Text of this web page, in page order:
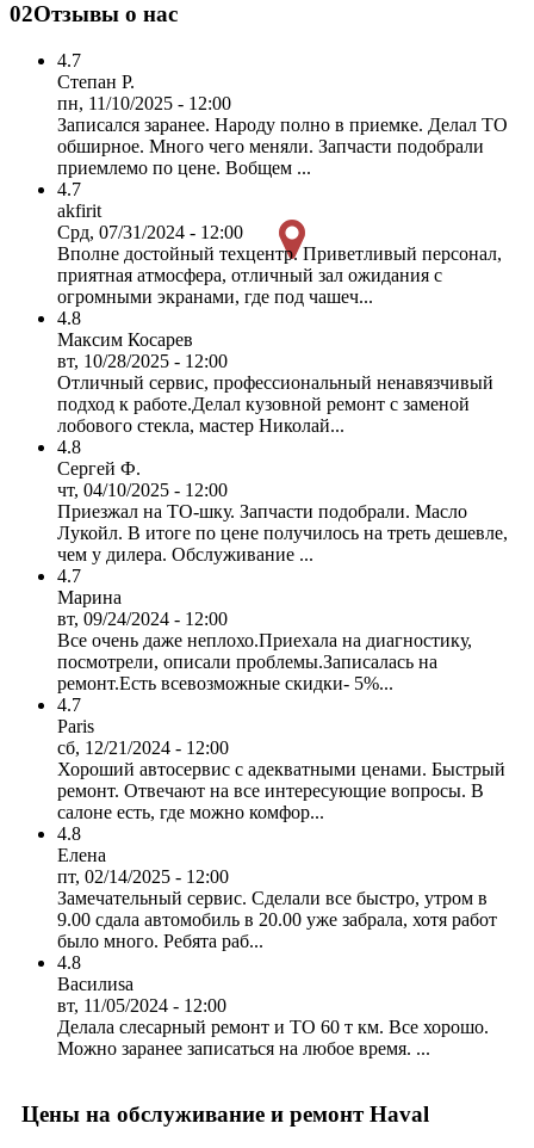
02Отзывы о нас
4.7
Степан Р.
пн, 11/10/2025 - 12:00
Записался заранее. Народу полно в приемке. Делал ТО
обширное. Много чего меняли. Запчасти подобрали
приемлемо по цене. Вобщем ...
4.7
akfirit
Срд, 07/31/2024 - 12:00
Вполне достойный техцентр. Приветливый персонал,
приятная атмосфера, отличный зал ожидания с
огромными экранами, где под чашеч...
4.8
Максим Косарев
вт, 10/28/2025 - 12:00
Отличный сервис, профессиональный ненавязчивый
подход к работе.Делал кузовной ремонт с заменой
лобового стекла, мастер Николай...
4.8
Сергей Ф.
чт, 04/10/2025 - 12:00
Приезжал на ТО-шку. Запчасти подобрали. Масло
Лукойл. В итоге по цене получилось на треть дешевле,
чем у дилера. Обслуживание ...
4.7
Марина
вт, 09/24/2024 - 12:00
Все очень даже неплохо.Приехала на диагностику,
посмотрели, описали проблемы.Записалась на
ремонт.Есть всевозможные скидки- 5%...
4.7
Paris
сб, 12/21/2024 - 12:00
Хороший автосервис с адекватными ценами. Быстрый
ремонт. Отвечают на все интересующие вопросы. В
салоне есть, где можно комфор...
4.8
Елена
пт, 02/14/2025 - 12:00
Замечательный сервис. Сделали все быстро, утром в
9.00 сдала автомобиль в 20.00 уже забрала, хотя работ
было много. Ребята раб...
4.8
Василиsa
вт, 11/05/2024 - 12:00
Делала слесарный ремонт и ТО 60 т км. Все хорошо.
Можно заранее записаться на любое время. ...
Цены на обслуживание и ремонт Haval